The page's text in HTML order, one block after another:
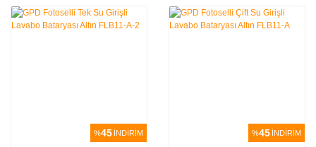
%45 İNDİRİM %45 İNDİRİM